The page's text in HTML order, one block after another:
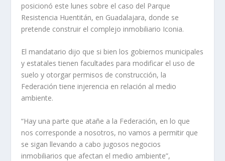
posicionó este lunes sobre el caso del Parque
Resistencia Huentitán, en Guadalajara, donde se
pretende construir el complejo inmobiliario Iconia.
El mandatario dijo que si bien los gobiernos municipales
y estatales tienen facultades para modificar el uso de
suelo y otorgar permisos de construcción, la
Federación tiene injerencia en relación al medio
ambiente.
“Hay una parte que atañe a la Federación, en lo que
nos corresponde a nosotros, no vamos a permitir que
se sigan llevando a cabo jugosos negocios
inmobiliarios que afectan el medio ambiente”,